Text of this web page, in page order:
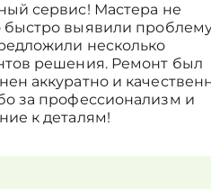
сервис! Мастера не
быстро выявили
несколько
решения. Ремонт был
аккуратно и
за профессионализм и
к деталям!